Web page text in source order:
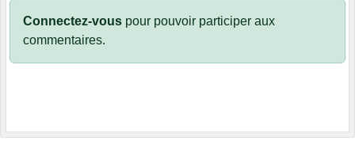
Connectez-vous pour pouvoir participer aux
commentaires.